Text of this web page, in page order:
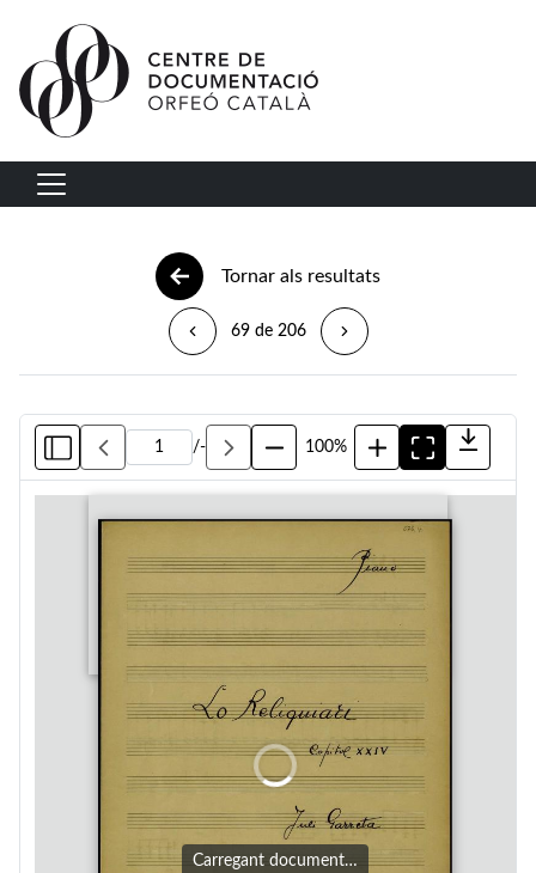
Vés al contingut
Navegació principal
Tornar als resultats
69 de 206
/- 100%
Carregant document…